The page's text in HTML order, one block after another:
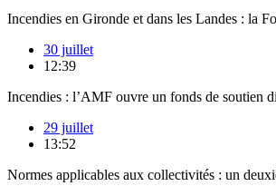
Incendies en Gironde et dans les Landes : la
30 juillet
12:39
Incendies : l’AMF ouvre un fonds de soutien
29 juillet
13:52
Normes applicables aux collectivités : un